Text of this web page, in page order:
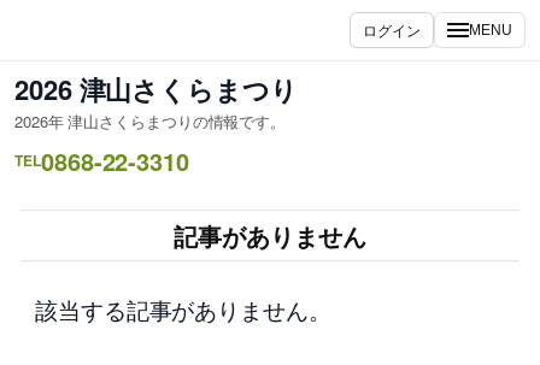
を
ス
キ
ッ
ログイン MENU
2026 津山さくらまつり
2026年 津山さくらまつりの情報です。
TEL0868-22-3310
記事がありません
該当する記事がありません。